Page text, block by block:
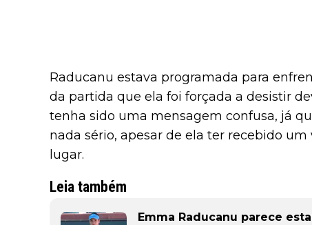
Raducanu estava programada para
da partida que ela foi forçada a desistir
tenha sido uma mensagem confusa, já
nada sério, apesar de ela ter recebido
lugar.
Leia também
Emma Raducanu parece